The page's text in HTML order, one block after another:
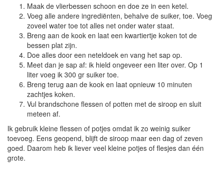
Maak de vlierbessen schoon en doe ze in een ketel.
Voeg alle andere ingrediënten, behalve de suiker, toe. Voeg
zoveel water toe tot alles net onder water staat.
Breng aan de kook en laat een kwartiertje koken tot de
bessen plat zijn.
Doe alles door een neteldoek en vang het sap op.
Meet dan je sap af: ik hield ongeveer een liter over. Op 1
liter voeg ik 300 gr suiker toe.
Breng terug aan de kook en laat opnieuw 10 minuten
zachtjes koken.
Vul brandschone flessen of potten met de siroop en sluit
meteen af.
Ik gebruik kleine flessen of potjes omdat ik zo weinig suiker
toevoeg. Eens geopend, blijft de siroop maar een dag of zeven
goed. Daarom heb ik liever veel kleine potjes of flesjes dan één
grote.